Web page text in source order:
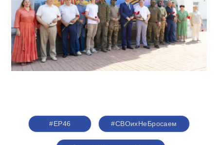
#ЕР46 #СВОихНеБросаем